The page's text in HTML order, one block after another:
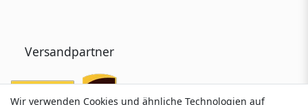
Versandpartner
Wir verwenden Cookies und ähnliche Technologien auf
Wir verwenden Cookies und ähnliche Technologien auf